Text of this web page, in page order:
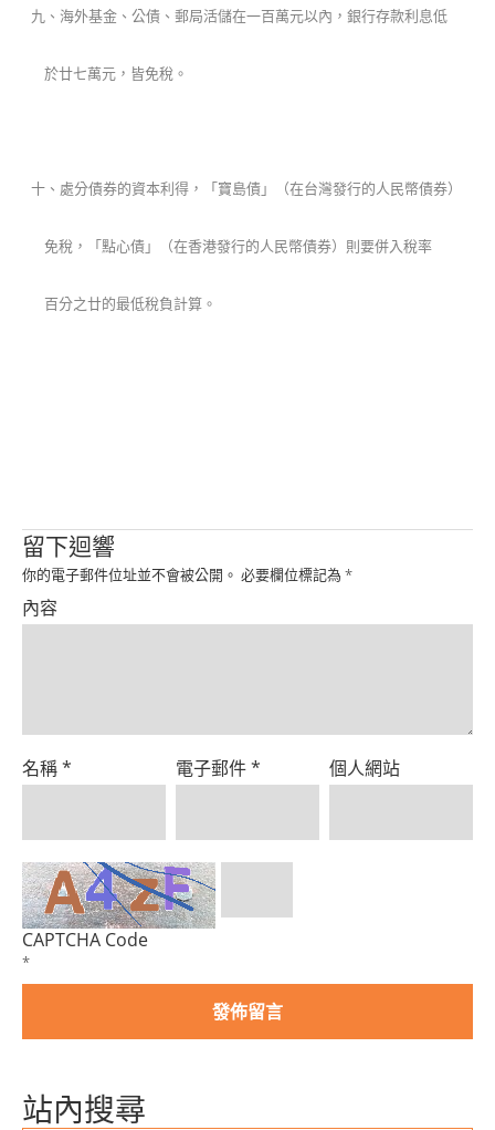
九、海外基金、公債、郵局活儲在一百萬元以內，銀行存款利息低
於廿七萬元，皆免稅。
十、處分債券的資本利得，「寶島債」（在台灣發行的人民幣債券）
免稅，「點心債」（在香港發行的人民幣債券）則要併入稅率
百分之廿的最低稅負計算。
留下迴響
你的電子郵件位址並不會被公開。 必要欄位標記為 *
內容
名稱* 電子郵件* 個人網站
CAPTCHA Code
*
站內搜尋